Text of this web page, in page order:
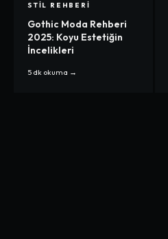
STIL REHBERI
Gothic Moda Rehberi
2025: Koyu Estetiğin
İncelikleri
5 dk okuma →